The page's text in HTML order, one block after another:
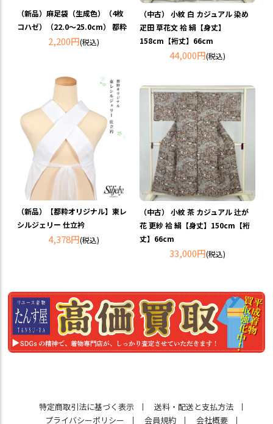
（新品）麻足袋（生成色）（4枚
コハゼ）（22.0～25.0cm） 都粋
2,200円(税込)
（中古） 小紋 白 カジュアル 染め
疋田 草花文 袷 絹【身丈】
158cm【裄丈】66cm
44,000円(税込)
（新品）【都粋オリジナル】東レ
シルジェリー 仕立衿
4,378円(税込)
（中古） 小紋 茶 カジュアル 辻が
花 更紗 袷 絹【身丈】150cm【裄
丈】66cm
33,000円(税込)
特定商取引法に基づく表示
送料・配送と支払方法
プライバシーポリシー
会員規約 会社概要